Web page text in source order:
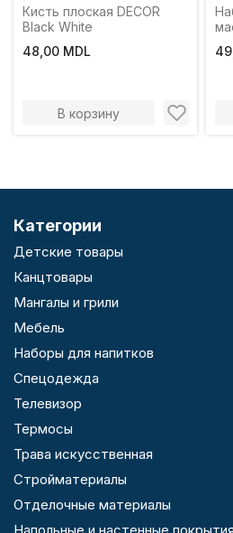
Кисть плоская DECOR
Black White
48,00 MDL
В корзину
Категории
Детские товары
Канцтовары
Мангалы и грили
Мебель
Наборы для напитков
Спецодежда
Телевизор
Термосы
Трава искусственная
Стройматериалы
Отделочные материалы